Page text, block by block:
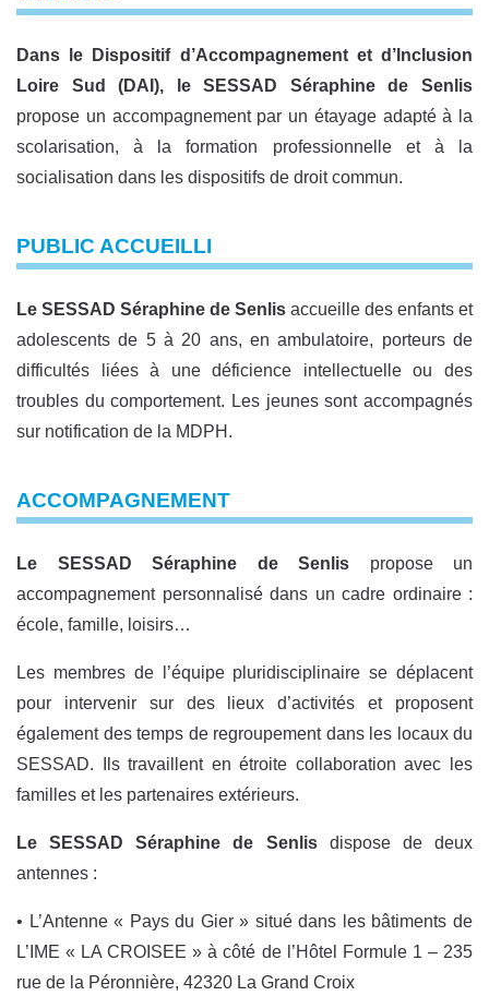
Dans le Dispositif d’Accompagnement et d’Inclusion
Loire Sud (DAI), le SESSAD Séraphine de Senlis
propose un accompagnement par un étayage adapté à la
scolarisation, à la formation professionnelle et à la
socialisation dans les dispositifs de droit commun.
PUBLIC ACCUEILLI
Le SESSAD Séraphine de Senlis accueille des enfants et
adolescents de 5 à 20 ans, en ambulatoire, porteurs de
difficultés liées à une déficience intellectuelle ou des
troubles du comportement. Les jeunes sont accompagnés
sur notification de la MDPH.
ACCOMPAGNEMENT
Le SESSAD Séraphine de Senlis propose un
accompagnement personnalisé dans un cadre ordinaire :
école, famille, loisirs…
Les membres de l’équipe pluridisciplinaire se déplacent
pour intervenir sur des lieux d’activités et proposent
également des temps de regroupement dans les locaux du
SESSAD. Ils travaillent en étroite collaboration avec les
familles et les partenaires extérieurs.
Le SESSAD Séraphine de Senlisdispose de deux
antennes :
• L’Antenne « Pays du Gier » situé dans les bâtiments de
L’IME « LA CROISEE » à côté de l’Hôtel Formule 1 – 235
rue de la Péronnière, 42320 La Grand Croix